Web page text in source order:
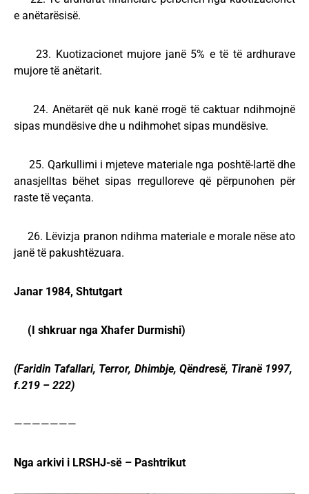
e anëtarësisë.
23. Kuotizacionet mujore janë 5% e të të ardhurave
mujore të anëtarit.
24. Anëtarët që nuk kanë rrogë të caktuar ndihmojnë
sipas mundësive dhe u ndihmohet sipas mundësive.
25. Qarkullimi i mjeteve materiale nga poshtë-lartë dhe
anasjelltas bëhet sipas rregulloreve që përpunohen për
raste të veçanta.
26. Lëvizja pranon ndihma materiale e morale nëse ato
janë të pakushtëzuara.
Janar 1984, Shtutgart
(I shkruar nga Xhafer Durmishi)
(Faridin Tafallari, Terror, Dhimbje, Qëndresë, Tiranë 1997,
f.219 – 222)
———————
Nga arkivi i LRSHJ-së – Pashtrikut